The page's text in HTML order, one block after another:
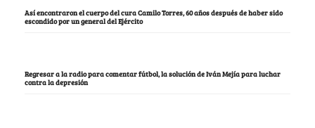
Así encontraron el cuerpo del cura Camilo Torres, 60 años después de haber sido
escondido por un general del Ejército
Regresar a la radio para comentar fútbol, la solución de Iván Mejía para luchar
contra la depresión